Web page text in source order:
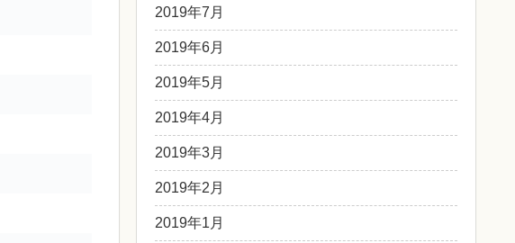
2019年7月
2019年6月
2019年5月
2019年4月
2019年3月
2019年2月
2019年1月